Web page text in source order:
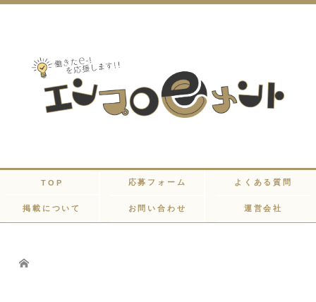
TOP 応募フォーム よくある質問
掲載について お問い合わせ 運営会社
Home